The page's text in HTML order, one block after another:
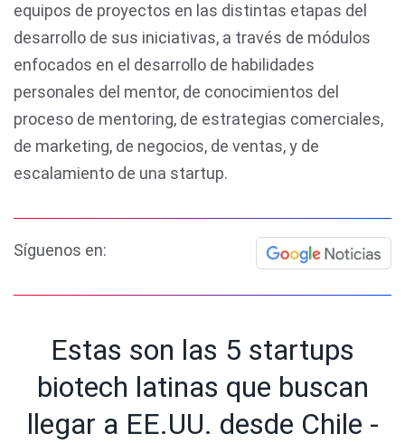
equipos de proyectos en las distintas etapas del
desarrollo de sus iniciativas, a través de módulos
enfocados en el desarrollo de habilidades
personales del mentor, de conocimientos del
proceso de mentoring, de estrategias comerciales,
de marketing, de negocios, de ventas, y de
escalamiento de una startup.
Síguenos en:
Estas son las 5 startups
biotech latinas que buscan
llegar a EE.UU. desde Chile -